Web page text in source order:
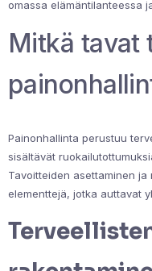
omassa elämäntilanteessa
Mitkä tavat
Painonhallinta perustuu
sisältävät
Tavoitteiden asettaminen
elementtejä, jotka auttavat